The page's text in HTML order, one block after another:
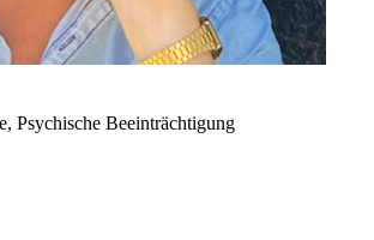
Psychische Beeinträchtigung